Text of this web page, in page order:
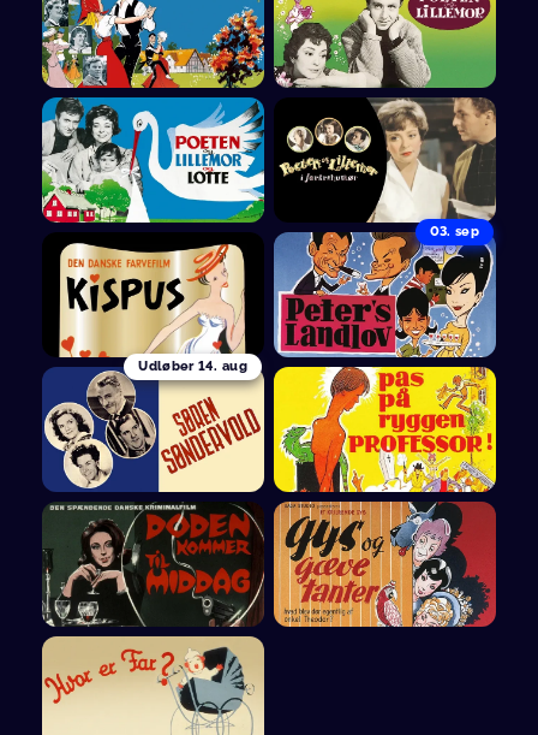
03. sep
Udløber 14. aug